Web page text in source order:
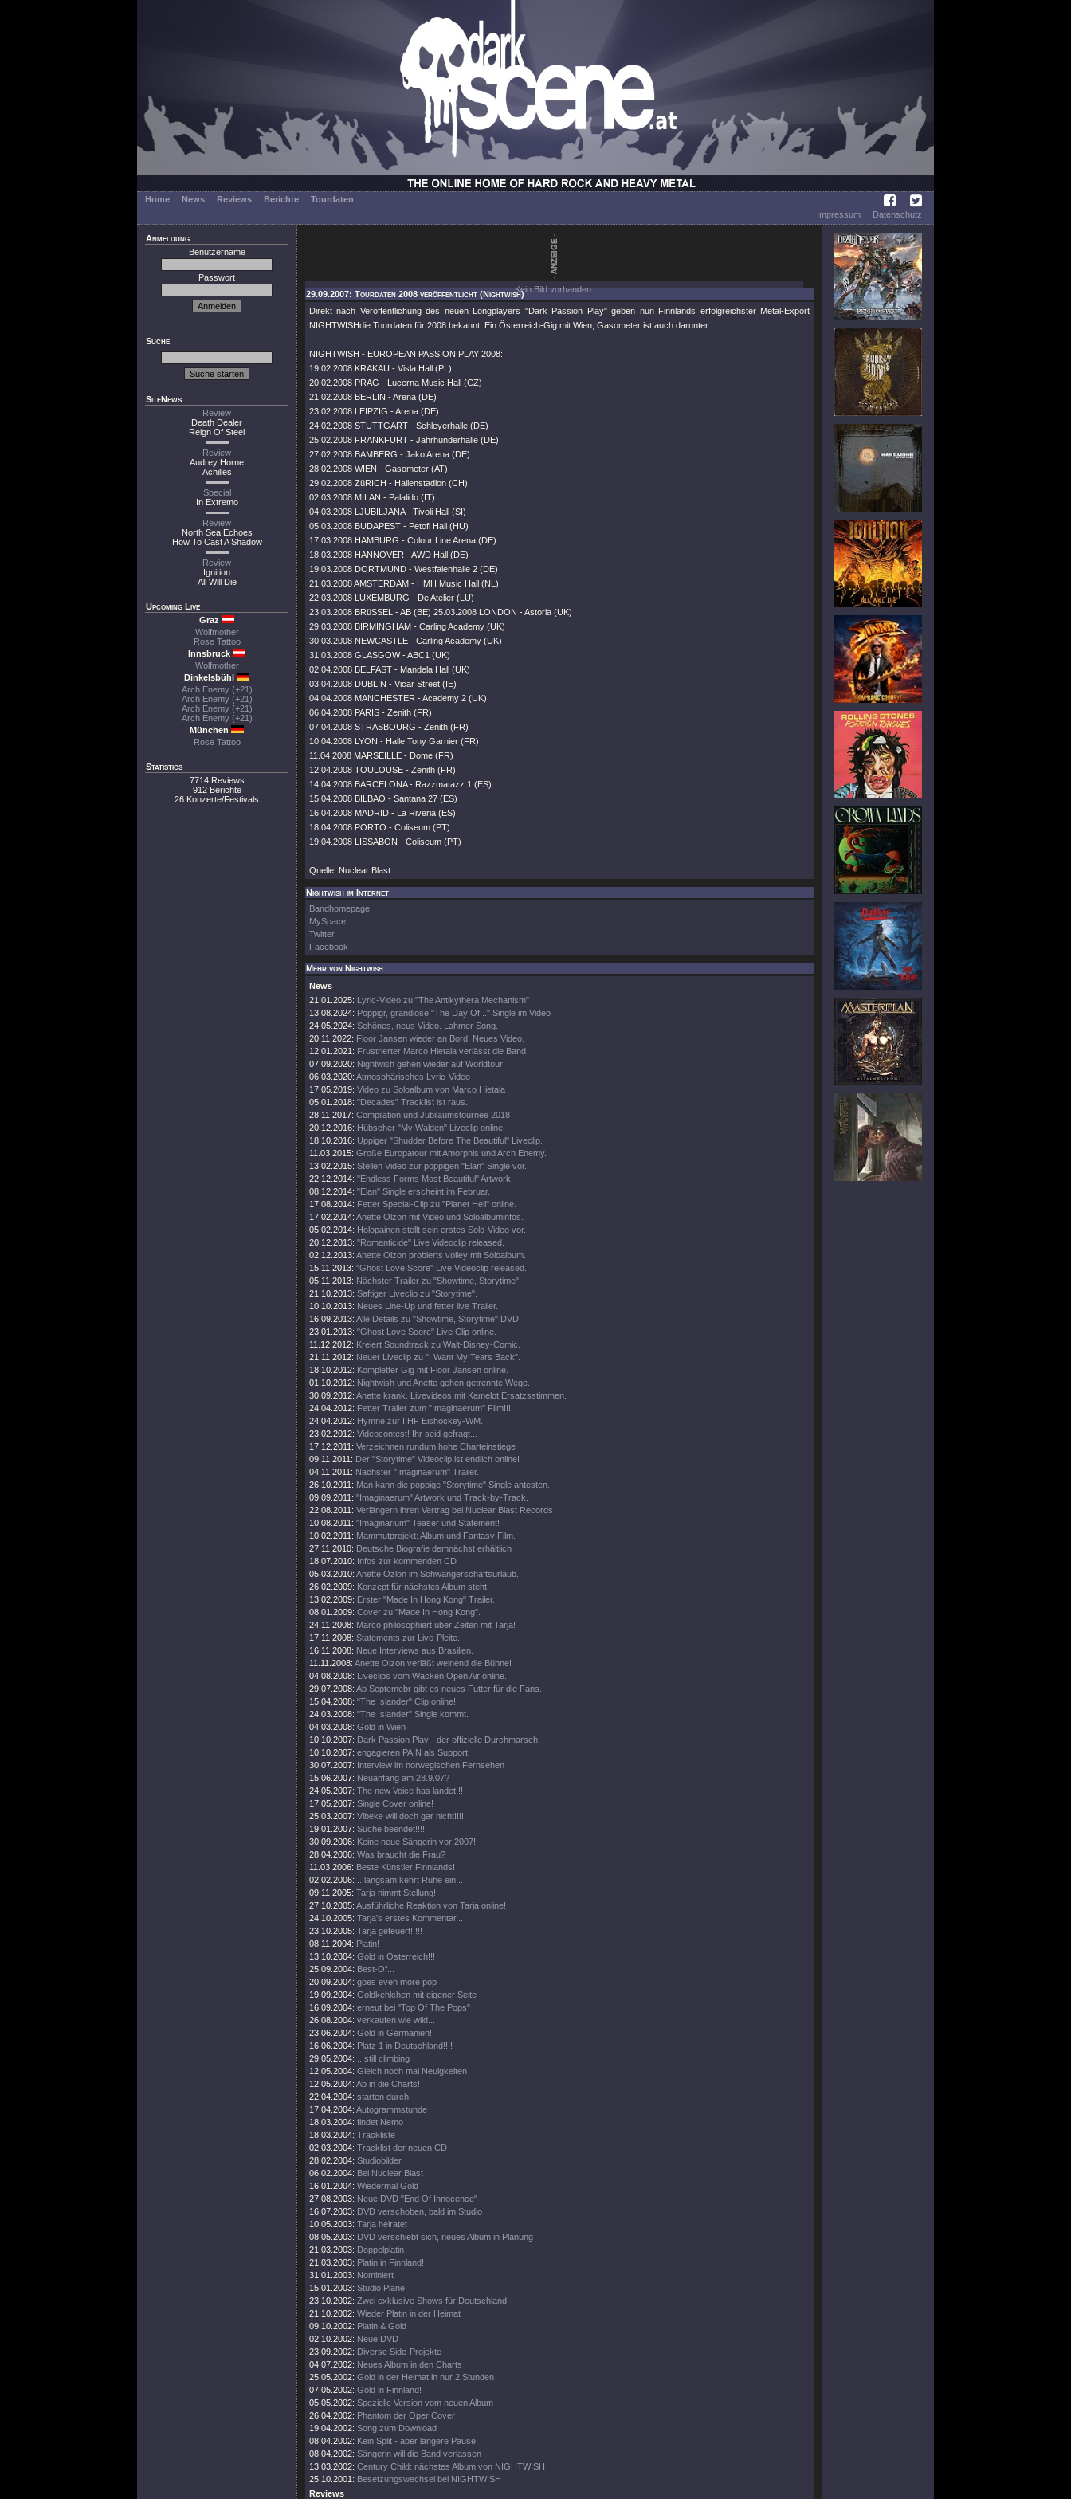
Home News Reviews Berichte
Tourdaten
Impressum
Datenschutz
Anmeldung
Benutzername
Passwort
Suche
SiteNews
Review
Death Dealer
Reign Of Steel
Review
Audrey Horne
Achilles
Special
In Extremo
Review
North Sea Echoes
How To Cast A Shadow
Review
Ignition
All Will Die
Upcoming Live
Graz
Wolfmother
Rose Tattoo
Innsbruck
Wolfmother
Dinkelsbühl
Arch Enemy (+21)
Arch Enemy (+21)
Arch Enemy (+21)
Arch Enemy (+21)
München
Rose Tattoo
Statistics
7714 Reviews
912 Berichte
26 Konzerte/Festivals
Kein Bild vorhanden.
29.09.2007: Tourdaten 2008 veröffentlicht (Nightwish)
Direkt nach Veröffentlichung des neuen Longplayers "Dark Passion Play" geben nun Finnlands erfolgreichster Metal-Export
NIGHTWISHdie Tourdaten für 2008 bekannt. Ein Österreich-Gig mit Wien, Gasometer ist auch darunter.
NIGHTWISH - EUROPEAN PASSION PLAY 2008:
19.02.2008 KRAKAU - Visla Hall (PL)
20.02.2008 PRAG - Lucerna Music Hall (CZ)
21.02.2008 BERLIN - Arena (DE)
23.02.2008 LEIPZIG - Arena (DE)
24.02.2008 STUTTGART - Schleyerhalle (DE)
25.02.2008 FRANKFURT - Jahrhunderhalle (DE)
27.02.2008 BAMBERG - Jako Arena (DE)
28.02.2008 WIEN - Gasometer (AT)
29.02.2008 ZüRICH - Hallenstadion (CH)
02.03.2008 MILAN - Palalido (IT)
04.03.2008 LJUBILJANA - Tivoli Hall (SI)
05.03.2008 BUDAPEST - Petofi Hall (HU)
17.03.2008 HAMBURG - Colour Line Arena (DE)
18.03.2008 HANNOVER - AWD Hall (DE)
19.03.2008 DORTMUND - Westfalenhalle 2 (DE)
21.03.2008 AMSTERDAM - HMH Music Hall (NL)
22.03.2008 LUXEMBURG - De Atelier (LU)
23.03.2008 BRüSSEL - AB (BE) 25.03.2008 LONDON - Astoria (UK)
29.03.2008 BIRMINGHAM - Carling Academy (UK)
30.03.2008 NEWCASTLE - Carling Academy (UK)
31.03.2008 GLASGOW - ABC1 (UK)
02.04.2008 BELFAST - Mandela Hall (UK)
03.04.2008 DUBLIN - Vicar Street (IE)
04.04.2008 MANCHESTER - Academy 2 (UK)
06.04.2008 PARIS - Zenith (FR)
07.04.2008 STRASBOURG - Zenith (FR)
10.04.2008 LYON - Halle Tony Garnier (FR)
11.04.2008 MARSEILLE - Dome (FR)
12.04.2008 TOULOUSE - Zenith (FR)
14.04.2008 BARCELONA - Razzmatazz 1 (ES)
15.04.2008 BILBAO - Santana 27 (ES)
16.04.2008 MADRID - La Riveria (ES)
18.04.2008 PORTO - Coliseum (PT)
19.04.2008 LISSABON - Coliseum (PT)
Quelle: Nuclear Blast
Nightwish im Internet
Bandhomepage
MySpace
Twitter
Facebook
Mehr von Nightwish
News
21.01.2025: Lyric-Video zu "The Antikythera Mechanism"
13.08.2024: Poppigr, grandiose "The Day Of..." Single im Video
24.05.2024: Schönes, neus Video. Lahmer Song.
20.11.2022: Floor Jansen wieder an Bord. Neues Video.
12.01.2021: Frustrierter Marco Hietala verlässt die Band
07.09.2020: Nightwish gehen wieder auf Worldtour
06.03.2020: Atmosphärisches Lyric-Video
17.05.2019: Video zu Soloalbum von Marco Hietala
05.01.2018: "Decades" Tracklist ist raus.
28.11.2017: Compilation und Jubiläumstournee 2018
20.12.2016: Hübscher "My Walden" Liveclip online.
18.10.2016: Üppiger "Shudder Before The Beautiful" Liveclip.
11.03.2015: Große Europatour mit Amorphis und Arch Enemy.
13.02.2015: Stellen Video zur poppigen "Elan" Single vor.
22.12.2014: "Endless Forms Most Beautiful" Artwork.
08.12.2014: "Elan" Single erscheint im Februar.
17.08.2014: Fetter Special-Clip zu "Planet Hell" online.
17.02.2014: Anette Olzon mit Video und Soloalbuminfos.
05.02.2014: Holopainen stellt sein erstes Solo-Video vor.
20.12.2013: "Romanticide" Live Videoclip released.
02.12.2013: Anette Olzon probierts volley mit Soloalbum.
15.11.2013: "Ghost Love Score" Live Videoclip released.
05.11.2013: Nächster Trailer zu "Showtime, Storytime".
21.10.2013: Saftiger Liveclip zu "Storytime".
10.10.2013: Neues Line-Up und fetter live Trailer.
16.09.2013: Alle Details zu "Showtime, Storytime" DVD.
23.01.2013: "Ghost Love Score" Live Clip online.
11.12.2012: Kreiert Soundtrack zu Walt-Disney-Comic.
21.11.2012: Neuer Liveclip zu "I Want My Tears Back".
18.10.2012: Kompletter Gig mit Floor Jansen online.
01.10.2012: Nightwish und Anette gehen getrennte Wege.
30.09.2012: Anette krank. Livevideos mit Kamelot Ersatzsstimmen.
24.04.2012: Fetter Trailer zum "Imaginaerum" Film!!!
24.04.2012: Hymne zur IIHF Eishockey-WM.
23.02.2012: Videocontest! Ihr seid gefragt...
17.12.2011: Verzeichnen rundum hohe Charteinstiege
09.11.2011: Der "Storytime" Videoclip ist endlich online!
04.11.2011: Nächster "Imaginaerum" Trailer.
26.10.2011: Man kann die poppige "Storytime" Single antesten.
09.09.2011: "Imaginaerum" Artwork und Track-by-Track.
22.08.2011: Verlängern ihren Vertrag bei Nuclear Blast Records
10.08.2011: "Imaginarium" Teaser und Statement!
10.02.2011: Mammutprojekt: Album und Fantasy Film.
27.11.2010: Deutsche Biografie demnächst erhältlich
18.07.2010: Infos zur kommenden CD
05.03.2010: Anette Ozlon im Schwangerschaftsurlaub.
26.02.2009: Konzept für nächstes Album steht.
13.02.2009: Erster "Made In Hong Kong" Trailer.
08.01.2009: Cover zu "Made In Hong Kong".
24.11.2008: Marco philosophiert über Zeiten mit Tarja!
17.11.2008: Statements zur Live-Pleite.
16.11.2008: Neue Interviews aus Brasilien.
11.11.2008: Anette Olzon verläßt weinend die Bühne!
04.08.2008: Liveclips vom Wacken Open Air online.
29.07.2008: Ab Septemebr gibt es neues Futter für die Fans.
15.04.2008: "The Islander" Clip online!
24.03.2008: "The Islander" Single kommt.
04.03.2008: Gold in Wien
10.10.2007: Dark Passion Play - der offizielle Durchmarsch
10.10.2007: engagieren PAIN als Support
30.07.2007: Interview im norwegischen Fernsehen
15.06.2007: Neuanfang am 28.9.07?
24.05.2007: The new Voice has landet!!!
17.05.2007: Single Cover online!
25.03.2007: Vibeke will doch gar nicht!!!!
19.01.2007: Suche beendet!!!!!
30.09.2006: Keine neue Sängerin vor 2007!
28.04.2006: Was braucht die Frau?
11.03.2006: Beste Künstler Finnlands!
02.02.2006:
...langsam kehrt Ruhe ein...
09.11.2005: Tarja nimmt Stellung!
27.10.2005: Ausführliche Reaktion von Tarja online!
24.10.2005: Tarja's erstes Kommentar...
23.10.2005: Tarja gefeuert!!!!!
08.11.2004: Platin!
13.10.2004: Gold in Österreich!!!
25.09.2004: Best-Of...
20.09.2004: goes even more pop
19.09.2004: Goldkehlchen mit eigener Seite
16.09.2004: erneut bei "Top Of The Pops"
26.08.2004: verkaufen wie wild...
23.06.2004: Gold in Germanien!
16.06.2004: Platz 1 in Deutschland!!!!
29.05.2004:
...still climbing
12.05.2004: Gleich noch mal Neuigkeiten
12.05.2004: Ab in die Charts!
22.04.2004: starten durch
17.04.2004: Autogrammstunde
18.03.2004: findet Nemo
18.03.2004: Trackliste
02.03.2004: Tracklist der neuen CD
28.02.2004: Studiobilder
06.02.2004: Bei Nuclear Blast
16.01.2004: Wiedermal Gold
27.08.2003: Neue DVD "End Of Innocence"
16.07.2003: DVD verschoben, bald im Studio
10.05.2003: Tarja heiratet
08.05.2003: DVD verschiebt sich, neues Album in Planung
21.03.2003: Doppelplatin
21.03.2003: Platin in Finnland!
31.01.2003: Nominiert
15.01.2003: Studio Pläne
23.10.2002: Zwei exklusive Shows für Deutschland
21.10.2002: Wieder Platin in der Heimat
09.10.2002: Platin & Gold
02.10.2002: Neue DVD
23.09.2002: Diverse Side-Projekte
04.07.2002: Neues Album in den Charts
25.05.2002: Gold in der Heimat in nur 2 Stunden
07.05.2002: Gold in Finnland!
05.05.2002: Spezielle Version vom neuen Album
26.04.2002: Phantom der Oper Cover
19.04.2002: Song zum Download
08.04.2002: Kein Split - aber längere Pause
08.04.2002: Sängerin will die Band verlassen
13.03.2002: Century Child: nächstes Album von NIGHTWISH
25.10.2001: Besetzungswechsel bei NIGHTWISH
Reviews